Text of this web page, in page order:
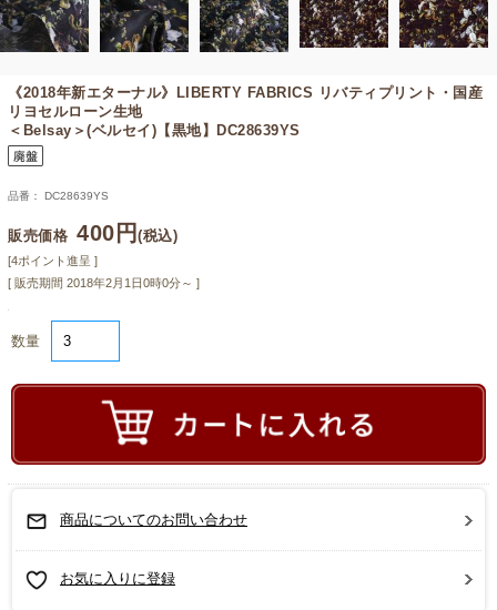
《2018年新エターナル》 LIBERTY FABRICS リバティプリント・国産
リヨセルローン生地
＜Belsay＞(ベルセイ)【黒地】DC28639YS
品番： DC28639YS
販売価格 400円(税込)
[4ポイント進呈 ]
[ 販売期間 2018年2月1日0時0分～ ]
数量
商品についてのお問い合わせ
お気に入りに登録